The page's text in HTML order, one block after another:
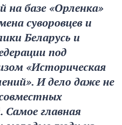
на базе «Орленка»
суворовцев и
Беларусь и
под
«Историческая
И дело даже не
главная